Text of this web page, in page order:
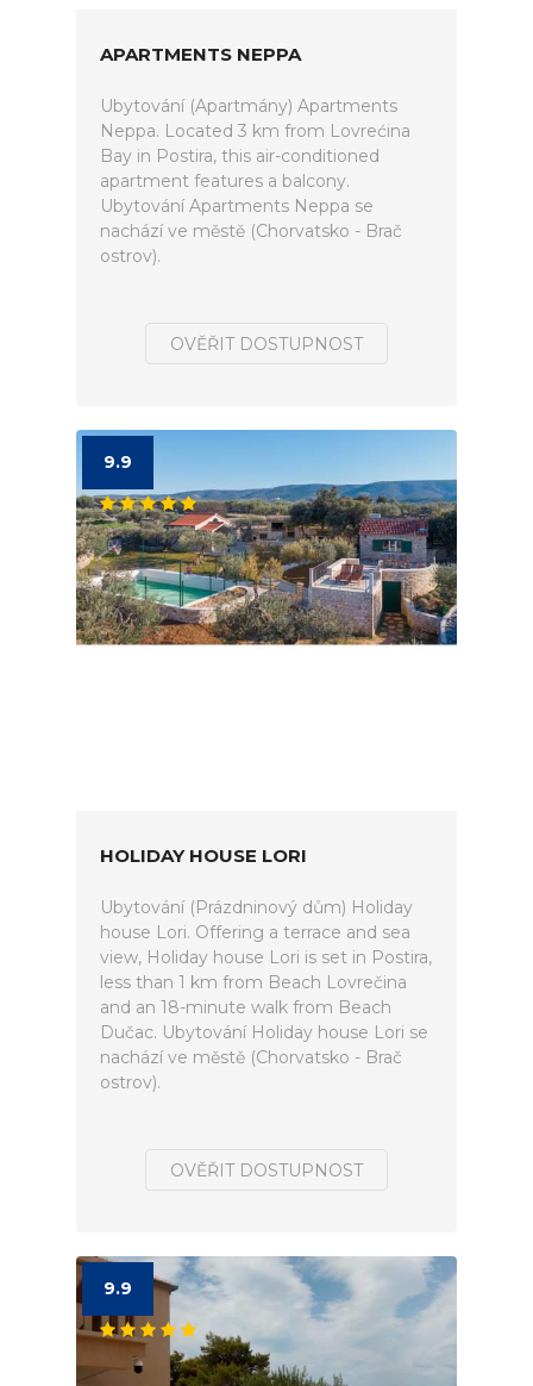
APARTMENTS NEPPA
Ubytování (Apartmány) Apartments
Neppa. Located 3 km from Lovrećina
Bay in Postira, this air-conditioned
apartment features a balcony.
Ubytování Apartments Neppa se
nachází ve městě (Chorvatsko - Brač
ostrov).
OVĚŘIT DOSTUPNOST
9.9
HOLIDAY HOUSE LORI
Ubytování (Prázdninový dům) Holiday
house Lori. Offering a terrace and sea
view, Holiday house Lori is set in Postira,
less than 1 km from Beach Lovrečina
and an 18-minute walk from Beach
Dučac. Ubytování Holiday house Lori se
nachází ve městě (Chorvatsko - Brač
ostrov).
OVĚŘIT DOSTUPNOST
9.9